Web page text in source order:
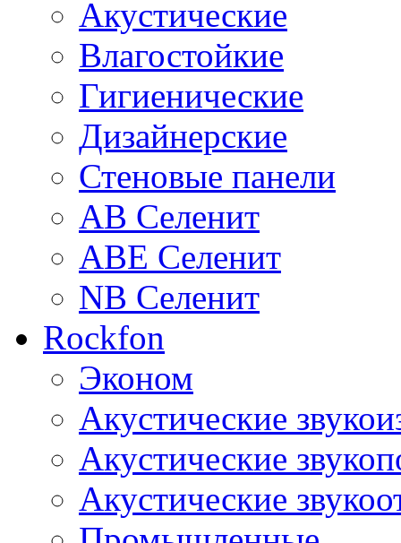
Акустические
Влагостойкие
Гигиенические
Дизайнерские
Стеновые панели
AB Селенит
ABE Селенит
NB Селенит
Rockfon
Эконом
Акустические
Акустические
Акустические